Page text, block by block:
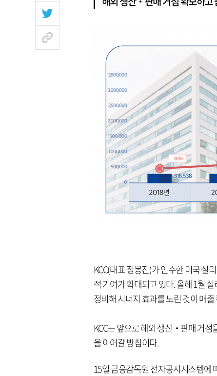
KCC(대표 정몽진)가 인수한 미국 실
적 기여가 확대되고 있다. 올해 1월
정비해 시너지 효과를 노린 것이 매
KCC는 앞으로 해외 생산‧판매 거점
을 이어갈 방침이다.
15일 금융감독원 전자공시시스템에